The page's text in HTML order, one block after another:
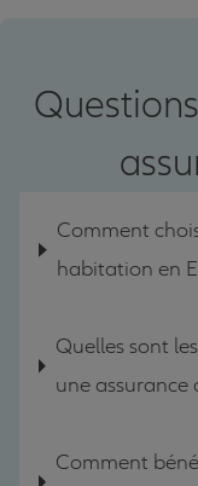
Comment
habitation en
Quelles sont
une assurance
Comment